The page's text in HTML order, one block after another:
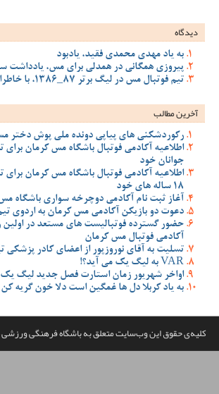
مس، یادداشت سردبیر
پوش دختر مس کرمان در بلاروس
مس کرمان برای تست گیری تیم
مس کرمان برای تست گیری از تیم زیر
باشگاه مس کرمان
به اردوی تیم ملی نوجوانان
در اولین روز تست گیری
کادر پزشکی تیم فوتبال مس کرمان
جدید لیگ یک
خون گریه کن چون اربعین است
فرهنگی ورزشیصنعت مس کرماناست.